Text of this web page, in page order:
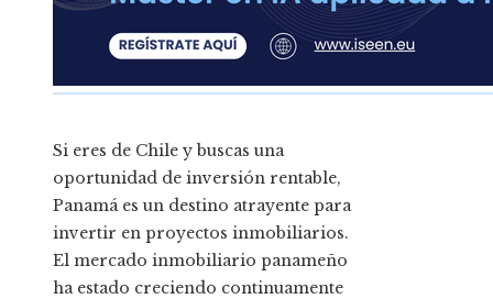
Si eres de Chile y buscas una
oportunidad de inversión rentable,
Panamá es un destino atrayente para
invertir en proyectos inmobiliarios.
El mercado inmobiliario panameño
ha estado creciendo continuamente